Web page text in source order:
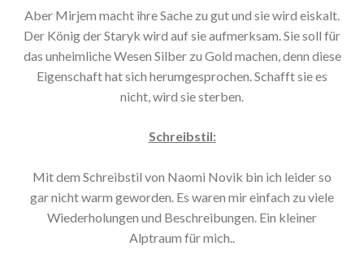
Aber Mirjem macht ihre Sache zu gut und sie wird eiskalt.
Der König der Staryk wird auf sie aufmerksam. Sie soll für
das unheimliche Wesen Silber zu Gold machen, denn diese
Eigenschaft hat sich herumgesprochen. Schafft sie es
nicht, wird sie sterben.
Schreibstil:
Mit dem Schreibstil von Naomi Novik bin ich leider so
gar nicht warm geworden. Es waren mir einfach zu viele
Wiederholungen und Beschreibungen. Ein kleiner
Alptraum für mich..